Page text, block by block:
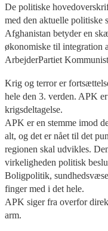
De politiske
med den aktuelle politiske
Afghanistan betyder en
økonomiske til integration
ArbejderPartiet
Krig og terror er
hele den 3. verden. APK
krigsdeltagelse.
APK er en stemme imod
alt, og det er nået til det
regionen skal udvikles.
virkeligheden politisk
Boligpolitik,
finger med i det hele.
APK siger fra overfor
arm.